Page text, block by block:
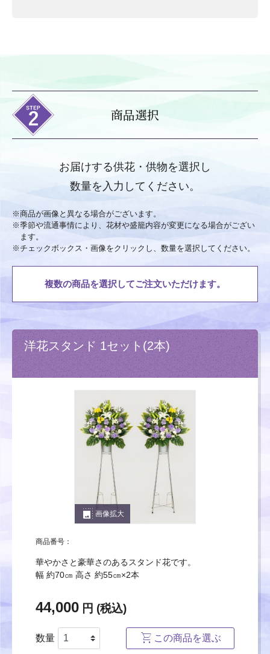
商品選択
お届けする供花・供物を選択し
数量を入力してください。
※商品が画像と異なる場合がございます。
※季節や流通事情により、花材や盛籠内容が変更になる場合がござい
ます。
※チェックボックス・画像をクリックし、数量を選択してください。
複数の商品を選択してご注文いただけます。
洋花スタンド 1セット(2本)
photo_size_select_large 画像拡大
商品番号：
華やかさと豪華さのあるスタンド花です。
幅 約70㎝ 高さ 約55㎝×2本
44,000 円 (税込)
数量 この商品を選ぶ